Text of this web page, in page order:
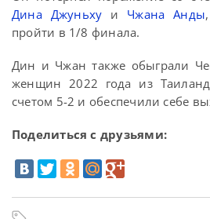
Дина Джуньху и Чжана Анды
пройти в 1/8 финала.
Дин и Чжан также обыграли
женщин 2022 года из
счетом 5-2 и обеспечили себе
Поделиться с друзьями: